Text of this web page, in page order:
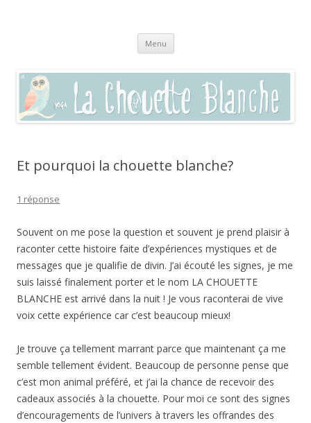
enseignement autour du bien-être
(dans le Gard 30250) et par visio en zoom
Menu Aller
contenu
Et pourquoi la chouette blanche?
1 réponse
Souvent on me pose la question et souvent je prend plaisir à
raconter cette histoire faite d’expériences mystiques et de
messages que je qualifie de divin. J’ai écouté les signes, je me
suis laissé finalement porter et le nom LA CHOUETTE
BLANCHE est arrivé dans la nuit ! Je vous raconterai de vive
voix cette expérience car c’est beaucoup mieux!
Je trouve ça tellement marrant parce que maintenant ça me
semble tellement évident. Beaucoup de personne pense que
c’est mon animal préféré, et j’ai la chance de recevoir des
cadeaux associés à la chouette. Pour moi ce sont des signes
d’encouragements de l’univers à travers les offrandes des